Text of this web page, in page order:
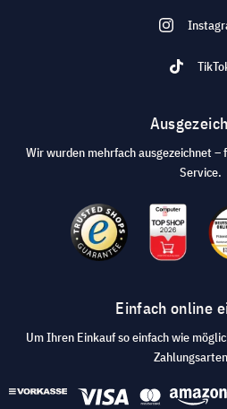
Wir wurden mehrfach ausgezeichnet –
Service.
Einfach online
Um Ihren Einkauf so einfach wie